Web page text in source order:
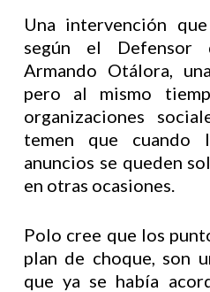
Una intervención
según el Defensor
Armando Otálora,
pero al mismo
organizaciones
temen que cuando
anuncios se queden
en otras ocasiones.
Polo cree que los
plan de choque, son
que ya se había